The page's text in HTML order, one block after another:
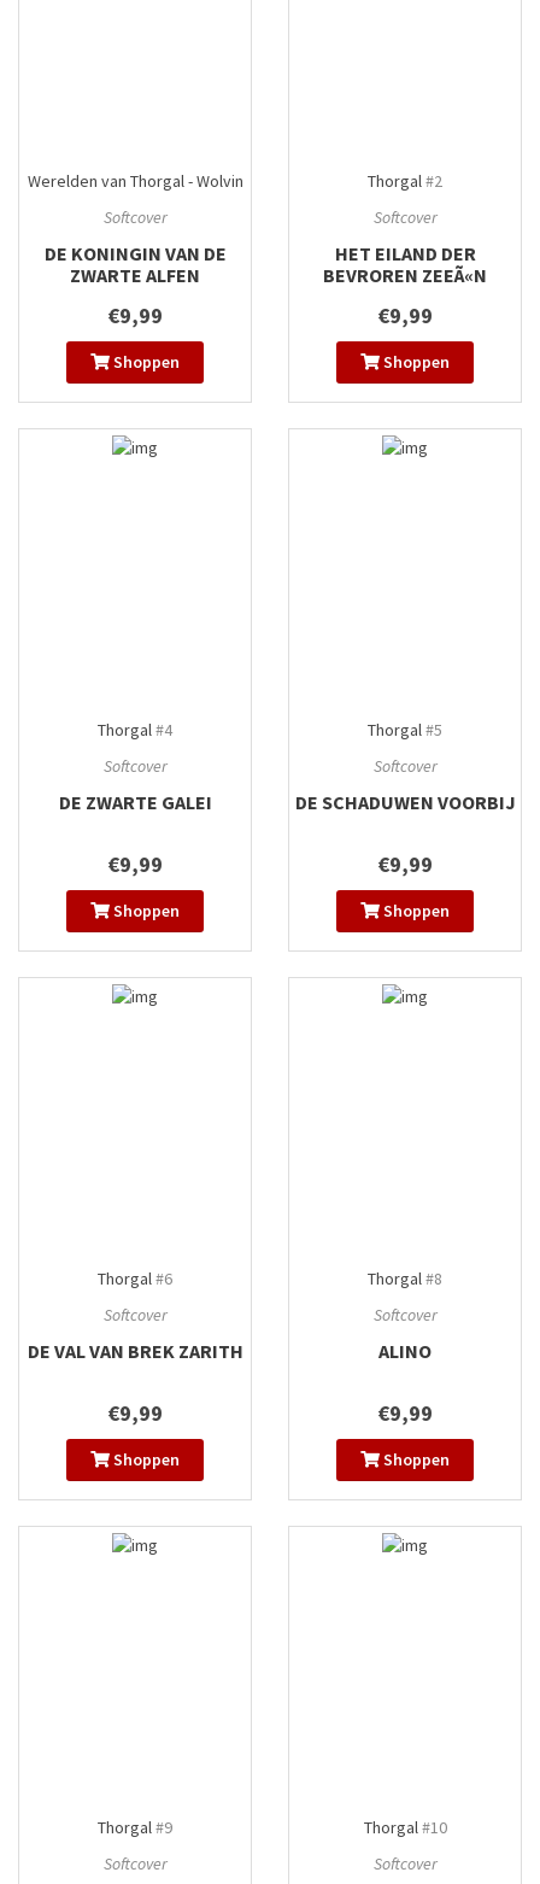
Werelden van Thorgal - Wolvin
Softcover
DE KONINGIN VAN DE
ZWARTE ALFEN
€9,99
Shoppen
Thorgal#2
Softcover
HET EILAND DER
BEVROREN ZEEÃ«N
€9,99
Shoppen
Thorgal#4
Softcover
DE ZWARTE GALEI
€9,99
Shoppen
Thorgal#5
Softcover
DE SCHADUWEN VOORBIJ
€9,99
Shoppen
Thorgal#6
Softcover
DE VAL VAN BREK ZARITH
€9,99
Shoppen
Thorgal#8
Softcover
ALINO
€9,99
Shoppen
Thorgal#9
Softcover
Thorgal#10
Softcover